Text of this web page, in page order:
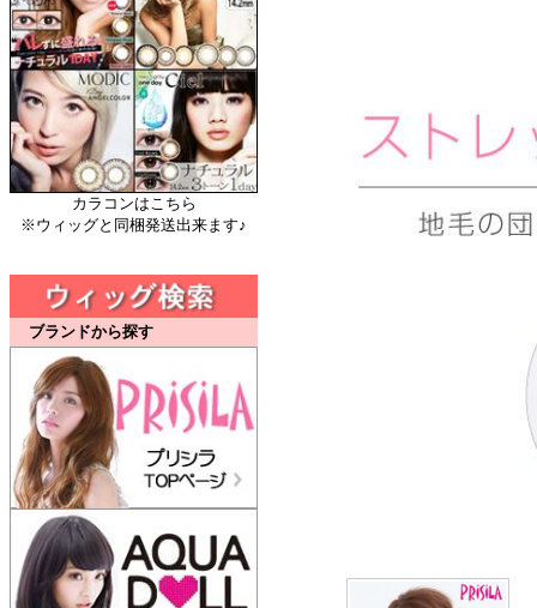
カラコンはこちら
※ウィッグと同梱発送出来ます♪
ブランドから探す